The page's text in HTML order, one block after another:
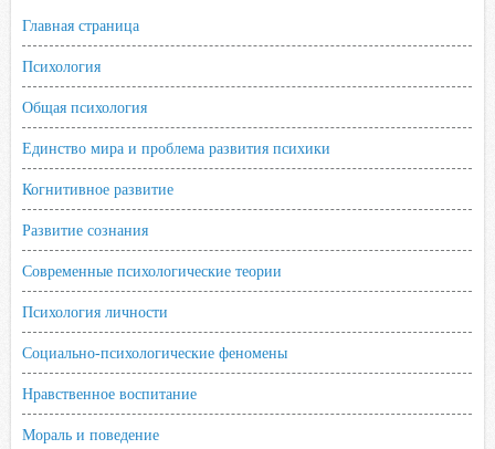
Главная страница
Психология
Общая психология
Единство мира и проблема развития психики
Когнитивное развитие
Развитие сознания
Современные психологические теории
Психология личности
Социально-психологические феномены
Нравственное воспитание
Мораль и поведение